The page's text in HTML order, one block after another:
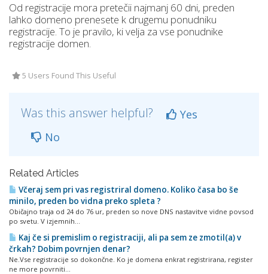
Od registracije mora pretečii najmanj 60 dni, preden
lahko domeno prenesete k drugemu ponudniku
registracije. To je pravilo, ki velja za vse ponudnike
registracije domen.
5 Users Found This Useful
Was this answer helpful?
Yes
No
Related Articles
Včeraj sem pri vas registriral domeno. Koliko časa bo še
minilo, preden bo vidna preko spleta ?
Običajno traja od 24 do 76 ur, preden so nove DNS nastavitve vidne povsod
po svetu. V izjemnih...
Kaj če si premislim o registraciji, ali pa sem ze zmotil(a) v
črkah? Dobim povrnjen denar?
Ne.Vse registracije so dokončne. Ko je domena enkrat registrirana, register
ne more povrniti...